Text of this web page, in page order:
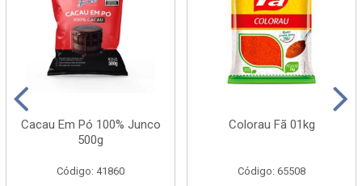
Cacau Em Pó 100% Junco
500g
Código: 41860
Colorau Fã 01kg
Código: 65508